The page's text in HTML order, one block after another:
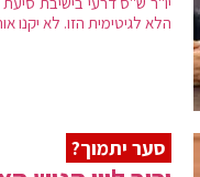
הלא לגיטימית הזו. לא יקנו
סער יתמוך?